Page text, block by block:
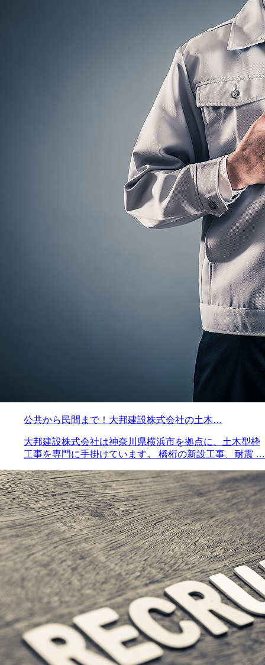
公共から民間まで！大邦建設株式会社の土木…
大邦建設株式会社は神奈川県横浜市を拠点に、土木型枠
工事を専門に手掛けています。 橋桁の新設工事、耐震 …